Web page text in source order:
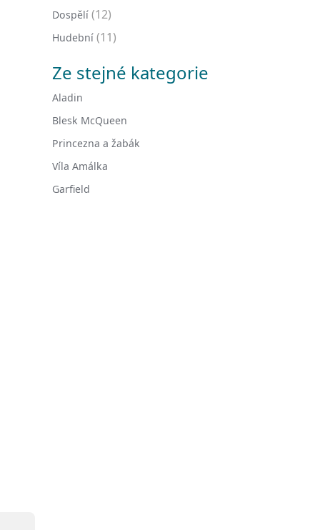
Dospělí (12)
Hudební (11)
Ze stejné kategorie
Aladin
Blesk McQueen
Princezna a žabák
Víla Amálka
Garfield